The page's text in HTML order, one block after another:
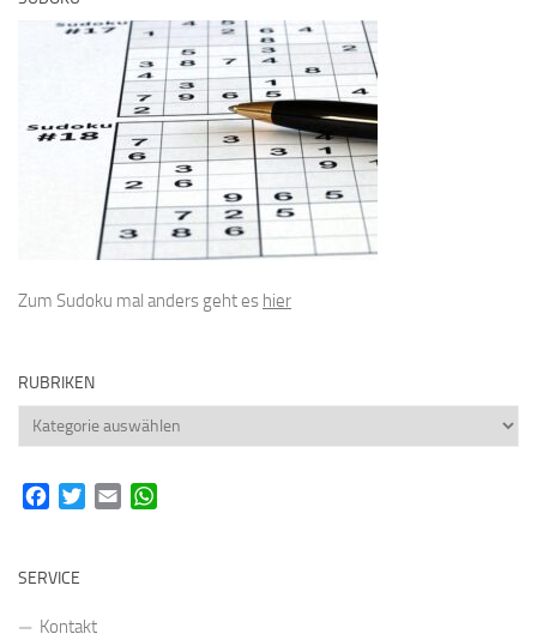
Zum Sudoku mal anders geht es hier
RUBRIKEN
Rubriken
FacebookTwitterEmail
SERVICE
Kontakt